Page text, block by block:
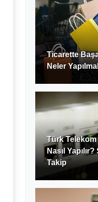
Ticarette
Neler
Türk
Nasıl
Takip